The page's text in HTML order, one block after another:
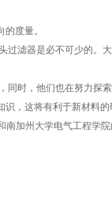
度量。
过滤器是必不可少的。
时，他们也在努力探
，这将有利于新材料的
南加州大学电气工程学